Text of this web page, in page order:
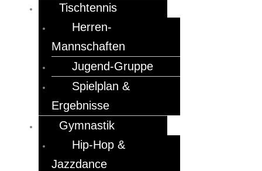
Tischtennis
Herren-
Mannschaften
Jugend-Gruppe
Spielplan &
Ergebnisse
Gymnastik
Hip-Hop &
Jazzdance